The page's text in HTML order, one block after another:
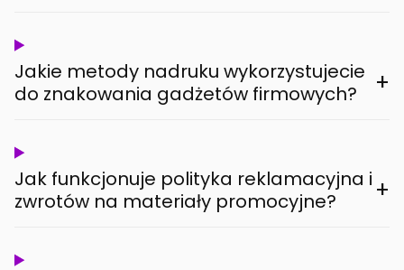
Jakie metody nadruku wykorzystujecie
do znakowania gadżetów firmowych?
+
Jak funkcjonuje polityka reklamacyjna i
zwrotów na materiały promocyjne?
+